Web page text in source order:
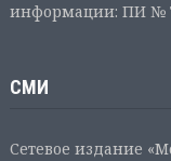
информации: ПИ №
СМИ
Сетевое издание